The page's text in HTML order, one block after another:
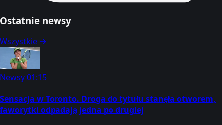
Ostatnie newsy
Wszystkie →
Newsy01:15
Sensacja w Toronto. Droga do tytułu stanęła otworem,
faworytki odpadają jedna po drugiej